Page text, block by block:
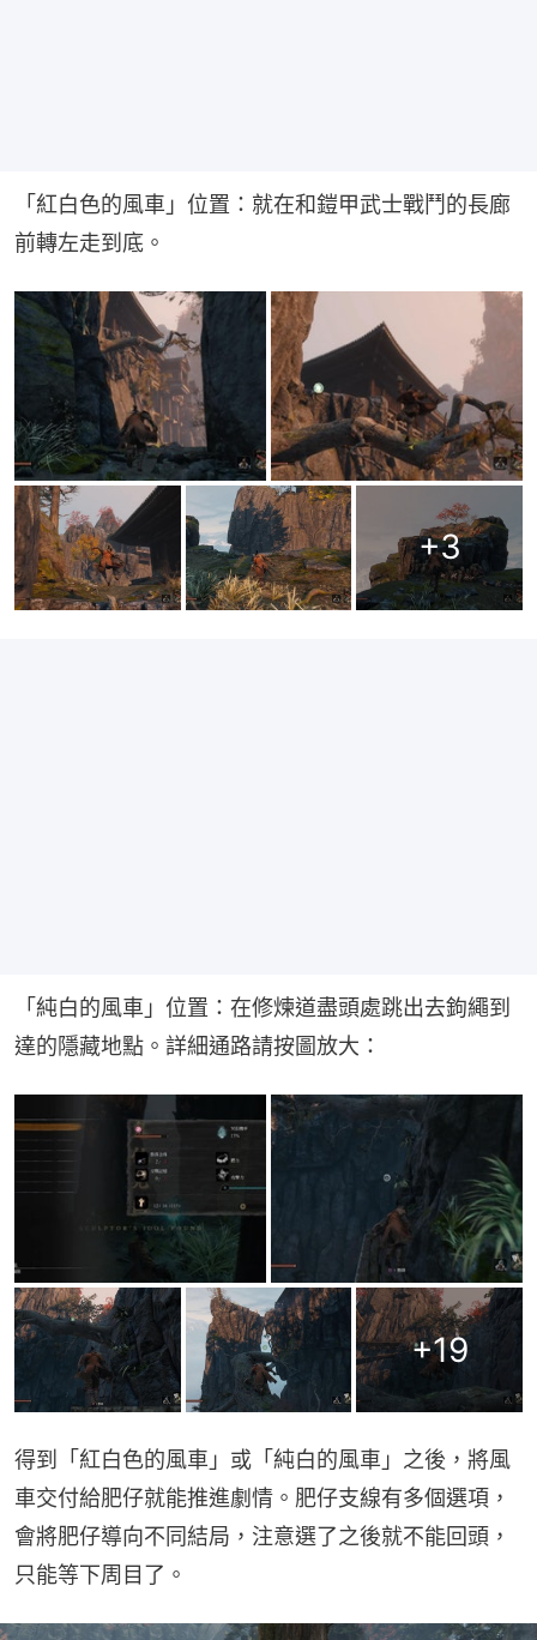
「紅白色的風車」位置：就在和鎧甲武士戰鬥的長廊
前轉左走到底。
+3
「純白的風車」位置：在修煉道盡頭處跳出去鉤繩到
達的隱藏地點。詳細通路請按圖放大：
+19
得到「紅白色的風車」或「純白的風車」之後，將風
車交付給肥仔就能推進劇情。肥仔支線有多個選項，
會將肥仔導向不同結局，注意選了之後就不能回頭，
只能等下周目了。